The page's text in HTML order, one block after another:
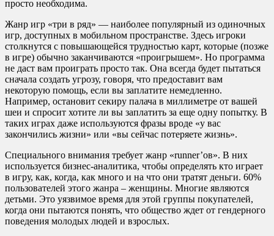
просто необходима.
Жанр игр «три в ряд» — наиболее популярный из одиночных
игр, доступных в мобильном пространстве. Здесь игроки
столкнутся с повышающейся трудностью карт, которые (позже
в игре) обычно заканчиваются «проигрышем». Но программа
не даст вам проиграть просто так. Она всегда будет пытаться
сначала создать угрозу, говоря, что предоставит вам
некоторую помощь, если вы заплатите немедленно.
Например, остановит секиру палача в миллиметре от вашей
шеи и спросит хотите ли вы заплатить за еще одну попытку. В
таких играх даже используются фразы вроде «у вас
закончились жизни» или «вы сейчас потеряете жизнь».
Специального внимания требует жанр «runner’ов». В них
используется бизнес-аналитика, чтобы определять кто играет
в игру, как, когда, как много и на что они тратят деньги. 60%
пользователей этого жанра – женщины. Многие являются
детьми. Это уязвимое время для этой группы покупателей,
когда они пытаются понять, что общество ждет от гендерного
поведения молодых людей и взрослых.